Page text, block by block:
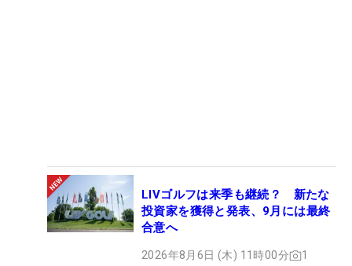
LIVゴルフは来季も継続？ 新たな
投資家を獲得と発表、9月には最終
合意へ
2026年8月6日 (木) 11時00分 1